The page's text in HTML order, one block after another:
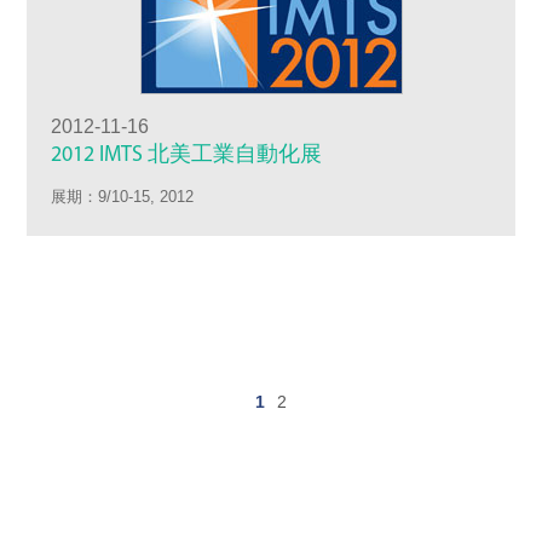
2012-11-16
2012 IMTS 北美工業自動化展
展期：9/10-15, 2012
1 2